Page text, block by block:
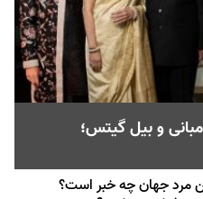
و بیل گیتس؛
مرد جهان چه خبر است؟